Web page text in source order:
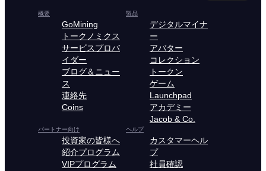
概要
GoMining
トークノミクス
サービスプロバ
イダー
ブログ＆ニュー
ス
連絡先
Coins
製品
デジタルマイナ
ー
アバター
コレクション
トークン
ゲーム
Launchpad
アカデミー
Jacob & Co.
パートナー向け
投資家の皆様へ
紹介プログラム
VIPプログラム
ヘルプ
カスタマーヘル
プ
社員確認